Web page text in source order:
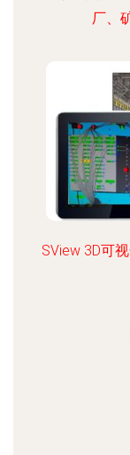
厂、
SView 3D可